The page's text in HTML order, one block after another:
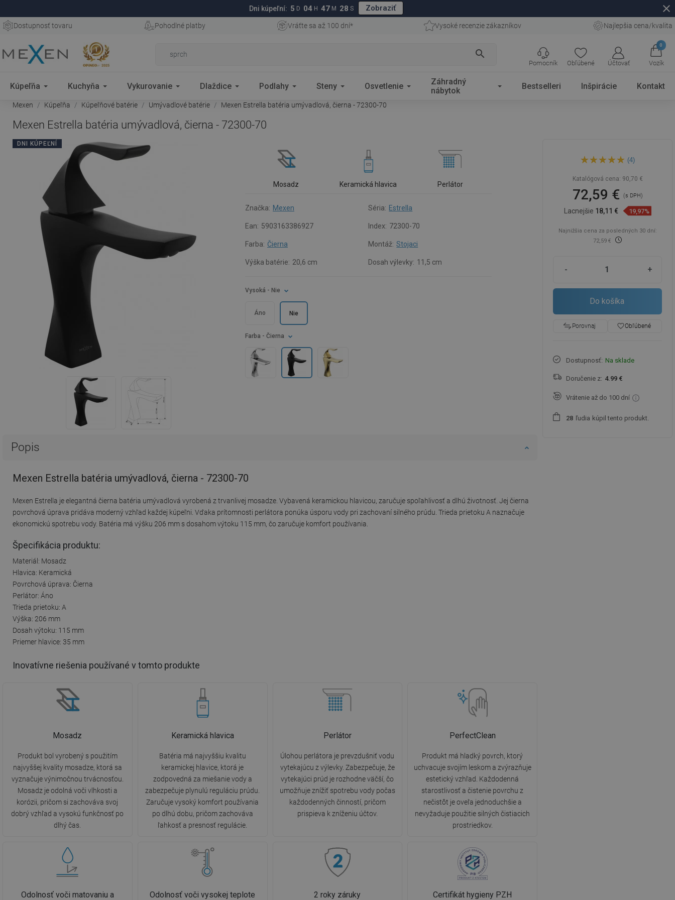
Dni kúpeľní: 5 D 04 H 47 M 27 S Zobraziť close
Dostupnosť tovaru Pohodlné platby Vráťte sa až 100 dní* Vysoké recenzie zákazníkov Najlepšia cena/kvalita
search
Obľúbené Účtovať
0
Vozík
Pomocník
Kúpeľňa Kuchyňa Vykurovanie Dlaždice Podlahy Steny Osvetlenie
Záhradný
nábytok
Bestselleri Inšpirácie Kontakt
Mexen Kúpeľňa Kúpeľňové batérie Umývadlové batérie Mexen Estrella batéria umývadlová, čierna - 72300-70
Mexen Estrella batéria umývadlová, čierna - 72300-70
DNI KÚPEĽNÍ
Mosadz Keramická hlavica Perlátor
Značka: Mexen Séria: Estrella
Ean: 5903163386927 Index: 72300-70
Farba: Čierna Montáž: Stojaci
Výška batérie: 20,6 cm Dosah výlevky: 11,5 cm
Farba - Čierna
Vysoká - Nie
Nie
Áno
Popis
Mexen Estrella batéria umývadlová, čierna - 72300-70
Mexen Estrella je elegantná čierna batéria umývadlová vyrobená z trvanlivej mosadze. Vybavená keramickou hlavicou, zaručuje spoľahlivosť a dlhú životnosť. Jej čierna
povrchová úprava pridáva moderný vzhľad každej kúpeľni. Vďaka prítomnosti perlátora ponúka úsporu vody pri zachovaní silného prúdu. Trieda prietoku A naznačuje
ekonomickú spotrebu vody. Batéria má výšku 206 mm s dosahom výtoku 115 mm, čo zaručuje komfort používania.
Špecifikácia produktu:
Materiál: Mosadz
Hlavica: Keramická
Povrchová úprava: Čierna
Perlátor: Áno
Trieda prietoku: A
Výška: 206 mm
Dosah výtoku: 115 mm
Priemer hlavice: 35 mm
Inovatívne riešenia používané v tomto produkte
Mosadz
Produkt bol vyrobený s použitím
najvyššej kvality mosadze, ktorá sa
vyznačuje výnimočnou trvácnosťou.
Mosadz je odolná voči vlhkosti a
korózii, pričom si zachováva svoj
dobrý vzhľad a vysokú funkčnosť po
dlhý čas.
Keramická hlavica
Batéria má najvyššiu kvalitu
keramickej hlavice, ktorá je
zodpovedná za miešanie vody a
zabezpečuje plynulú reguláciu prúdu.
Zaručuje vysoký komfort používania
po dlhú dobu, pričom zachováva
ľahkosť a presnosť regulácie.
Perlátor
Úlohou perlátora je prevzdušniť vodu
vytekajúcu z výlevky. Zabezpečuje, že
vytekajúci prúd je rozhodne väčší, čo
umožňuje znížiť spotrebu vody počas
každodenných činností, pričom
prispieva k zníženiu účtov.
PerfectClean
Produkt má hladký povrch, ktorý
uchvacuje svojím leskom a zvýrazňuje
estetický vzhľad. Každodenná
starostlivosť a čistenie povrchu z
nečistôt je oveľa jednoduchšie a
nevyžaduje použitie silných čistiacich
prostriedkov.
Odolnosť voči matovaniu a
Odolnosť voči vysokej teplote 2 roky záruky Certifikát hygieny PZH
umývadlová, čierna - 72300-
(4)
Katalógová cena: 90,70 €
72,59 € (s DPH)
Lacnejšie 18,11 € 19,97%
Najnižšia cena za posledných 30 dní:
72,59 €
- +
Do košíka
Porovnaj favorite_borderObľúbené
Dostupnosť: Na sklade
Doručenie z: 4.99 €
Vrátenie až do 100 dní
28 ľudia kúpil tento produkt.